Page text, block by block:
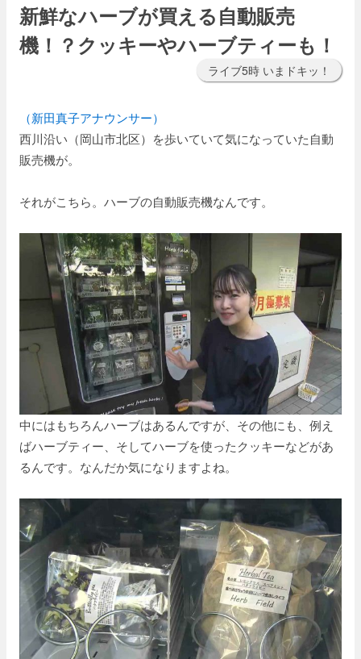
新鮮なハーブが買える自動販売
機！？クッキーやハーブティーも！
ライブ5時 いまドキッ！
（新田真子アナウンサー）
西川沿い（岡山市北区）を歩いていて気になっていた自動
販売機が。
それがこちら。ハーブの自動販売機なんです。
中にはもちろんハーブはあるんですが、その他にも、例え
ばハーブティー、そしてハーブを使ったクッキーなどがあ
るんです。なんだか気になりますよね。